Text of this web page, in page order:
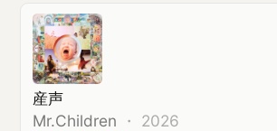
3位 NCT WISH『Ode to
1st Album』 （NEW）